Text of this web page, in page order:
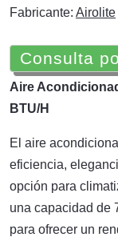
Fabricante: Airolite
Consulta
Aire
BTU/H
El aire
eficiencia,
opción para
una capacidad de
para ofrecer un